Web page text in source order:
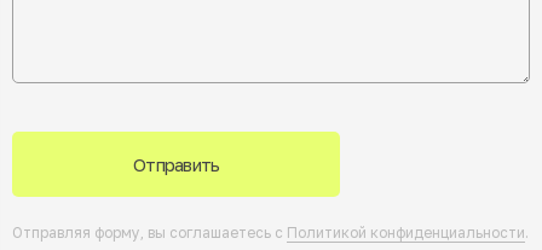
Отправить
Отправляя форму, вы соглашаетесь с Политикой конфиденциальности.